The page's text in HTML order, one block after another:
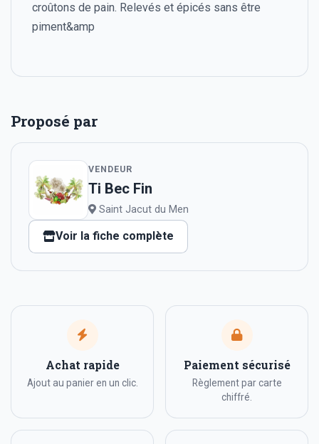
croûtons de pain. Relevés et épicés sans être
piment&amp
Proposé par
VENDEUR
Ti Bec Fin
Saint Jacut du Men
Voir la fiche complète
Achat rapide
Ajout au panier en un clic.
Paiement sécurisé
Règlement par carte
chiffré.